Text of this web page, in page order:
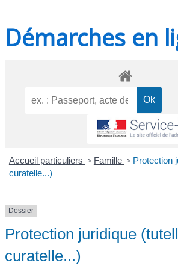
Démarches en
Accueil particuliers > Famille > Protection
curatelle...)
Dossier
Protection juridique
curatelle...)